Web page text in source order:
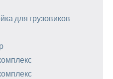
для грузовиков